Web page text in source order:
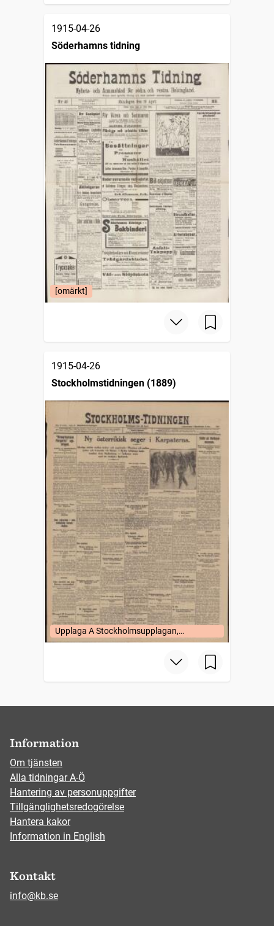
1915-04-26
Söderhamns tidning
[omärkt]
1915-04-26
Stockholmstidningen (1889)
Upplaga A Stockholmsupplagan,
Stockholm
Information
Om tjänsten
Alla tidningar A-Ö
Hantering av personuppgifter
Tillgänglighetsredogörelse
Hantera kakor
Information in English
Kontakt
info@kb.se